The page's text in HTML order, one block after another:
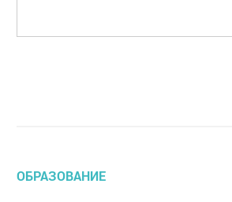
ОБРАЗОВАНИЕ